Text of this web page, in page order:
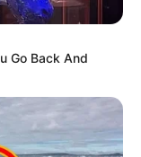
Go Back And